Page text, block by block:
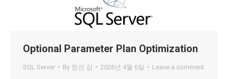
Optional Parameter Plan Optimization
SQL Server By 정선 김 2026년 4월 6일 Leave a comment